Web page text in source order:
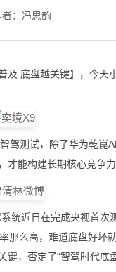
：冯思韵
底盘越关键】，今天
测试，除了华为乾崑
能构建长期核心竞争力
近日在完成央视首次
那么高，难道底盘好坏
，否定了“智驾时代底